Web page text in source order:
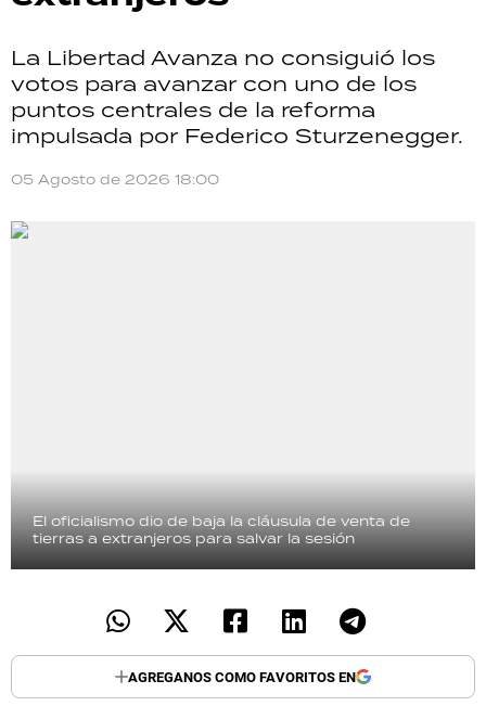
La Libertad Avanza no consiguió los
votos para avanzar con uno de los
puntos centrales de la reforma
impulsada por Federico Sturzenegger.
05 Agosto de 2026 18:00
El oficialismo dio de baja la cláusula de venta de
tierras a extranjeros para salvar la sesión
AGREGANOS COMO FAVORITOS EN